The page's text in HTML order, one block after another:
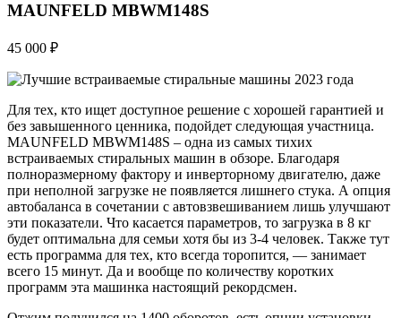
MAUNFELD MBWM148S
45 000 ₽
Для тех, кто ищет доступное решение с хорошей гарантией и
без завышенного ценника, подойдет следующая участница.
MAUNFELD MBWM148S – одна из самых тихих
встраиваемых стиральных машин в обзоре. Благодаря
полноразмерному фактору и инверторному двигателю, даже
при неполной загрузке не появляется лишнего стука. А опция
автобаланса в сочетании с автовзвешиванием лишь улучшают
эти показатели. Что касается параметров, то загрузка в 8 кг
будет оптимальна для семьи хотя бы из 3-4 человек. Также тут
есть программа для тех, кто всегда торопится, — занимает
всего 15 минут. Да и вообще по количеству коротких
программ эта машинка настоящий рекордсмен.